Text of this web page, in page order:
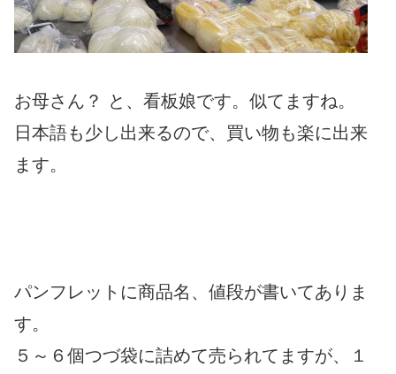
お母さん？ と、看板娘です。似てますね。
日本語も少し出来るので、買い物も楽に出来
ます。
パンフレットに商品名、値段が書いてありま
す。
５～６個つづ袋に詰めて売られてますが、１